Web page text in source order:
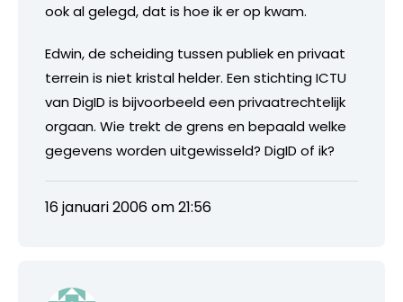
ook al gelegd, dat is hoe ik er op kwam.
Edwin, de scheiding tussen publiek en privaat
terrein is niet kristal helder. Een stichting ICTU
van DigID is bijvoorbeeld een privaatrechtelijk
orgaan. Wie trekt de grens en bepaald welke
gegevens worden uitgewisseld? DigID of ik?
16 januari 2006 om 21:56